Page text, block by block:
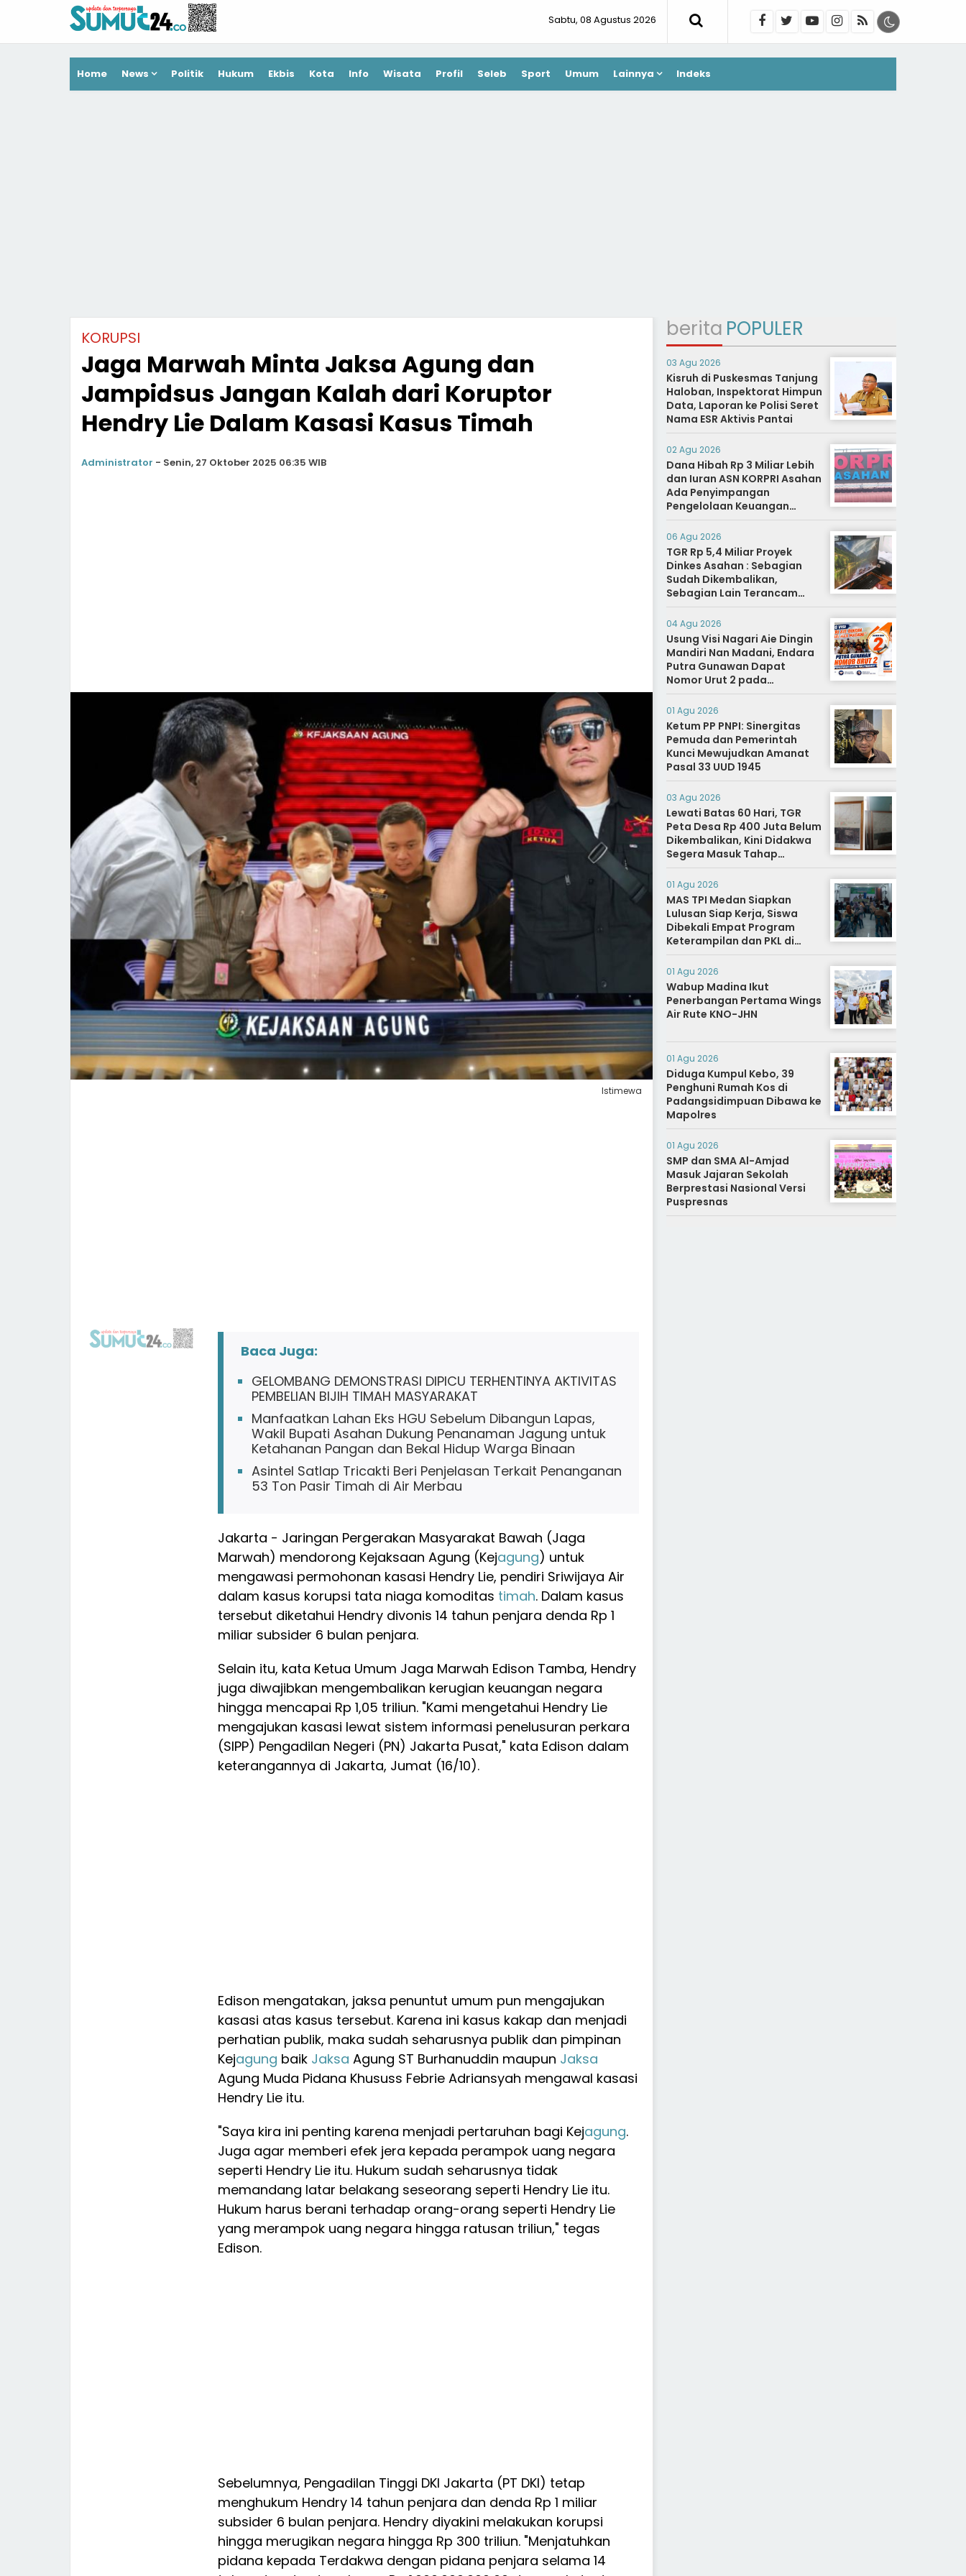
Sabtu, 08 Agustus 2026
Home News Politik Hukum Ekbis Kota Info Wisata Profil Seleb Sport Umum Lainnya Indeks
KORUPSI
Jaga Marwah Minta Jaksa Agung dan
Jampidsus Jangan Kalah dari Koruptor
Hendry Lie Dalam Kasasi Kasus Timah
Administrator - Senin, 27 Oktober 2025 06:35 WIB
Istimewa
Baca Juga:
GELOMBANG DEMONSTRASI DIPICU TERHENTINYA AKTIVITAS
PEMBELIAN BIJIH TIMAH MASYARAKAT
Manfaatkan Lahan Eks HGU Sebelum Dibangun Lapas,
Wakil Bupati Asahan Dukung Penanaman Jagung untuk
Ketahanan Pangan dan Bekal Hidup Warga Binaan
Asintel Satlap Tricakti Beri Penjelasan Terkait Penanganan
53 Ton Pasir Timah di Air Merbau
Jakarta - Jaringan Pergerakan Masyarakat Bawah (Jaga
Marwah) mendorong Kejaksaan Agung (Kejagung) untuk
mengawasi permohonan kasasi Hendry Lie, pendiri Sriwijaya Air
dalam kasus korupsi tata niaga komoditas timah. Dalam kasus
tersebut diketahui Hendry divonis 14 tahun penjara denda Rp 1
miliar subsider 6 bulan penjara.
Selain itu, kata Ketua Umum Jaga Marwah Edison Tamba, Hendry
juga diwajibkan mengembalikan kerugian keuangan negara
hingga mencapai Rp 1,05 triliun. "Kami mengetahui Hendry Lie
mengajukan kasasi lewat sistem informasi penelusuran perkara
(SIPP) Pengadilan Negeri (PN) Jakarta Pusat," kata Edison dalam
keterangannya di Jakarta, Jumat (16/10).
Edison mengatakan, jaksa penuntut umum pun mengajukan
kasasi atas kasus tersebut. Karena ini kasus kakap dan menjadi
perhatian publik, maka sudah seharusnya publik dan pimpinan
Kejagung baik Jaksa Agung ST Burhanuddin maupun Jaksa
Agung Muda Pidana Khususs Febrie Adriansyah mengawal kasasi
Hendry Lie itu.
"Saya kira ini penting karena menjadi pertaruhan bagi Kejagung.
Juga agar memberi efek jera kepada perampok uang negara
seperti Hendry Lie itu. Hukum sudah seharusnya tidak
memandang latar belakang seseorang seperti Hendry Lie itu.
Hukum harus berani terhadap orang-orang seperti Hendry Lie
yang merampok uang negara hingga ratusan triliun," tegas
Edison.
Sebelumnya, Pengadilan Tinggi DKI Jakarta (PT DKI) tetap
menghukum Hendry 14 tahun penjara dan denda Rp 1 miliar
subsider 6 bulan penjara. Hendry diyakini melakukan korupsi
hingga merugikan negara hingga Rp 300 triliun. "Menjatuhkan
pidana kepada Terdakwa dengan pidana penjara selama 14
berita POPULER
03 Agu 2026
Kisruh di Puskesmas Tanjung
Haloban, Inspektorat Himpun
Data, Laporan ke Polisi Seret
Nama ESR Aktivis Pantai
02 Agu 2026
Dana Hibah Rp 3 Miliar Lebih
dan Iuran ASN KORPRI Asahan
Ada Penyimpangan
Pengelolaan Keuangan
Dipertanyakan, Aparat
Diminta Segera Usut
06 Agu 2026
TGR Rp 5,4 Miliar Proyek
Dinkes Asahan : Sebagian
Sudah Dikembalikan,
Sebagian Lain Terancam
Sanksi Hukuman Berat
04 Agu 2026
Usung Visi Nagari Aie Dingin
Mandiri Nan Madani, Endara
Putra Gunawan Dapat
Nomor Urut 2 pada
Penetapan Calon Wali
Nagari.
01 Agu 2026
Ketum PP PNPI: Sinergitas
Pemuda dan Pemerintah
Kunci Mewujudkan Amanat
Pasal 33 UUD 1945
03 Agu 2026
Lewati Batas 60 Hari, TGR
Peta Desa Rp 400 Juta Belum
Dikembalikan, Kini Didakwa
Segera Masuk Tahap
Penyidikan
01 Agu 2026
MAS TPI Medan Siapkan
Lulusan Siap Kerja, Siswa
Dibekali Empat Program
Keterampilan dan PKL di
Dunia Industri
01 Agu 2026
Wabup Madina Ikut
Penerbangan Pertama Wings
Air Rute KNO-JHN
01 Agu 2026
Diduga Kumpul Kebo, 39
Penghuni Rumah Kos di
Padangsidimpuan Dibawa ke
Mapolres
01 Agu 2026
SMP dan SMA Al-Amjad
Masuk Jajaran Sekolah
Berprestasi Nasional Versi
Puspresnas